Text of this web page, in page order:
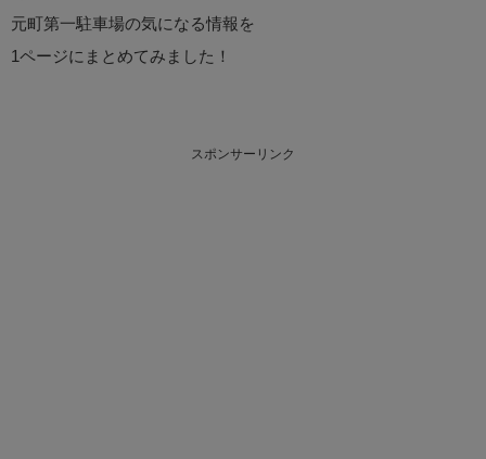
元町第一駐車場の気になる情報を
1ページにまとめてみました！
スポンサーリンク